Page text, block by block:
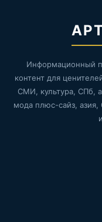
Информационный
контент для
СМИ, культура, СПб,
мода плюс-сайз,